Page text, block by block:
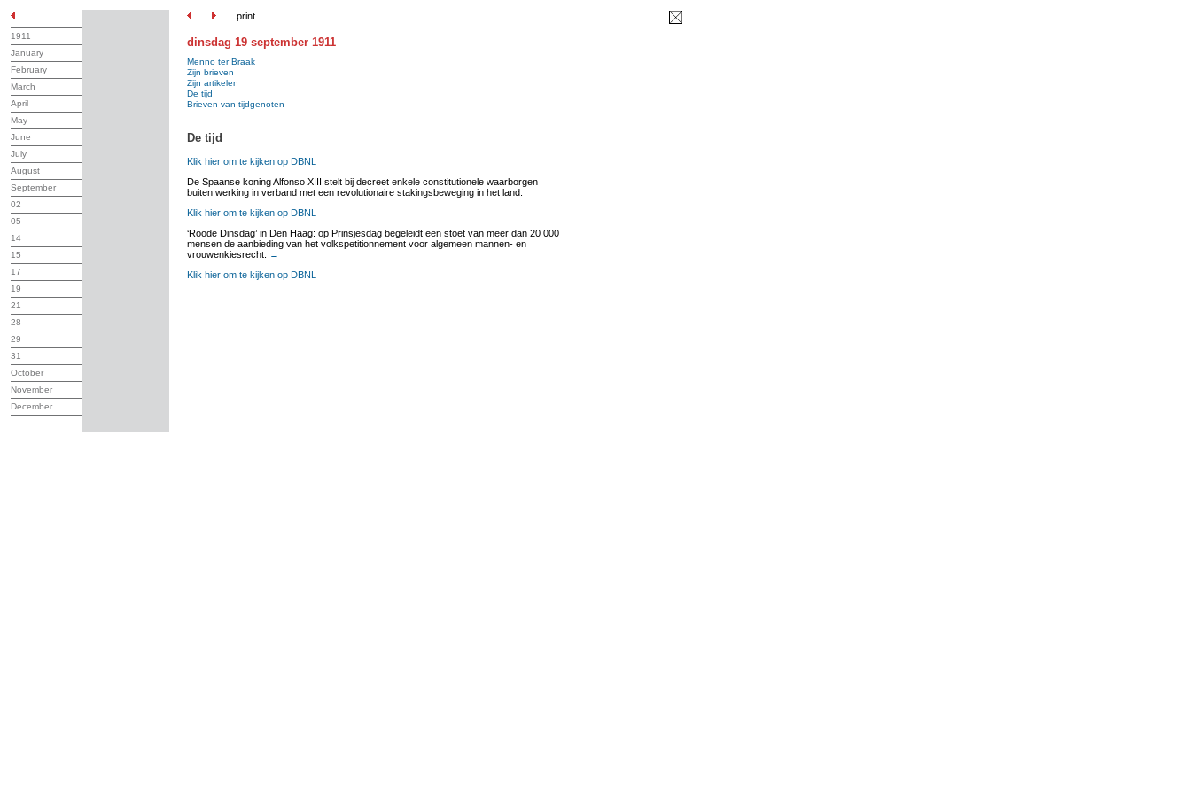
print
1911
January
February
March
April
May
June
July
August
September
02
05
14
15
17
19
21
28
29
31
October
November
December
dinsdag 19 september 1911
Menno ter Braak
Zijn brieven
Zijn artikelen
De tijd
Brieven van tijdgenoten
De tijd
Klik hier om te kijken op DBNL
De Spaanse koning Alfonso XIII stelt bij decreet enkele constitutionele waarborgen
buiten werking in verband met een revolutionaire stakingsbeweging in het land.
Klik hier om te kijken op DBNL
‘Roode Dinsdag’ in Den Haag: op Prinsjesdag begeleidt een stoet van meer dan 20 000
mensen de aanbieding van het volkspetitionnement voor algemeen mannen- en
vrouwenkiesrecht.
→
Klik hier om te kijken op DBNL